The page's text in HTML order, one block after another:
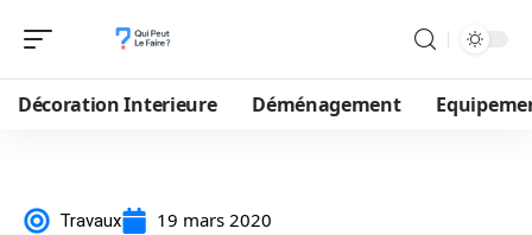
Décoration Interieure Déménagement
Travaux 19 mars 2020